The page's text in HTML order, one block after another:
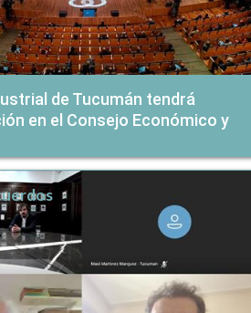
de Tucumán tendrá
en el Consejo Económico y